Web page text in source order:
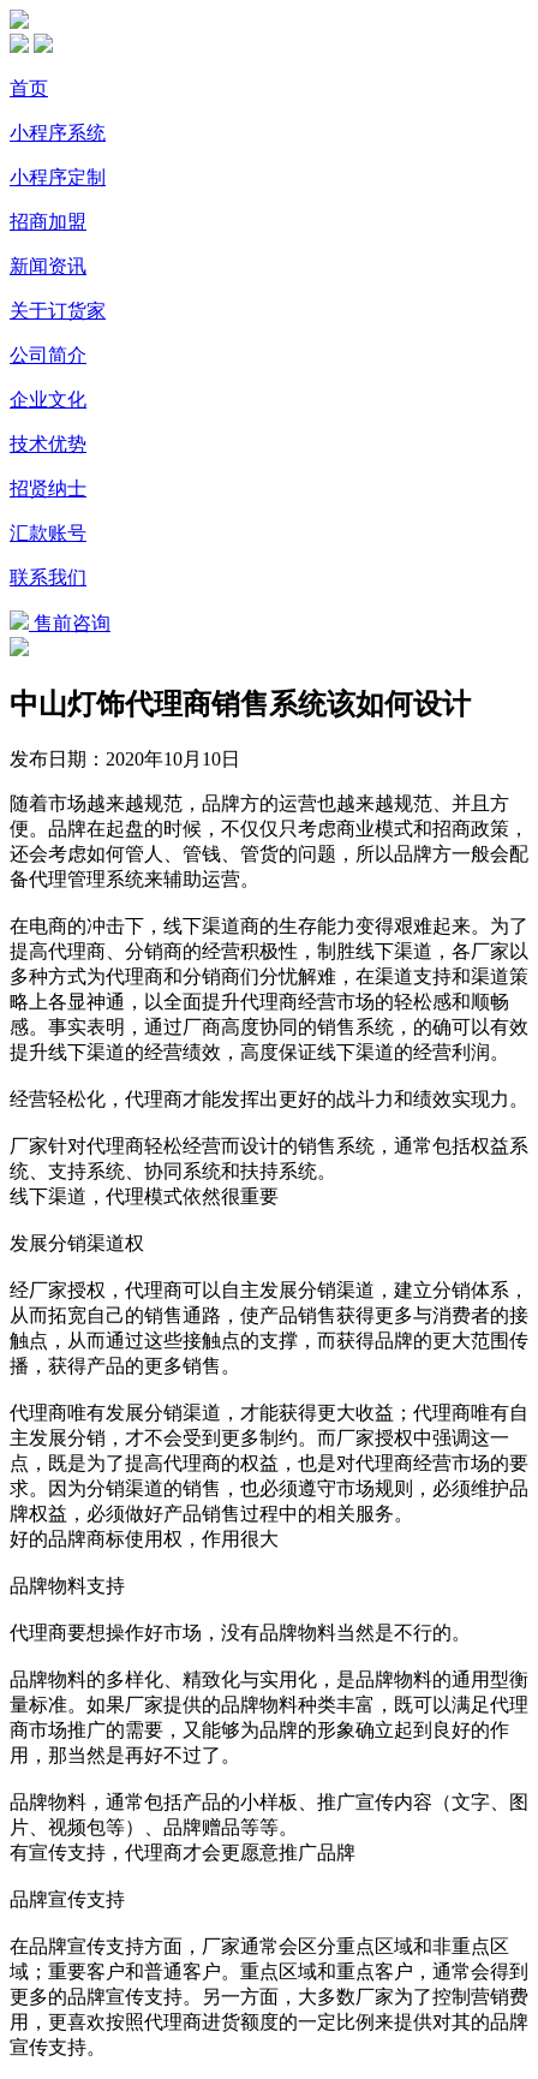
首页
小程序系统
小程序定制
招商加盟
新闻资讯
关于订货家
公司简介
企业文化
技术优势
招贤纳士
汇款账号
联系我们
售前咨询
中山灯饰代理商销售系统该如何设计
发布日期： 2020年10月10日
随着市场越来越规范，品牌方的运营也越来越规范、并且方
便。品牌在起盘的时候，不仅仅只考虑商业模式和招商政策，
还会考虑如何管人、管钱、管货的问题，所以品牌方一般会配
备代理管理系统来辅助运营。
在电商的冲击下，线下渠道商的生存能力变得艰难起来。为了
提高代理商、分销商的经营积极性，制胜线下渠道，各厂家以
多种方式为代理商和分销商们分忧解难，在渠道支持和渠道策
略上各显神通，以全面提升代理商经营市场的轻松感和顺畅
感。事实表明，通过厂商高度协同的销售系统，的确可以有效
提升线下渠道的经营绩效，高度保证线下渠道的经营利润。
经营轻松化，代理商才能发挥出更好的战斗力和绩效实现力。
厂家针对代理商轻松经营而设计的销售系统，通常包括权益系
统、支持系统、协同系统和扶持系统。
线下渠道，代理模式依然很重要
发展分销渠道权
经厂家授权，代理商可以自主发展分销渠道，建立分销体系，
从而拓宽自己的销售通路，使产品销售获得更多与消费者的接
触点，从而通过这些接触点的支撑，而获得品牌的更大范围传
播，获得产品的更多销售。
代理商唯有发展分销渠道，才能获得更大收益；代理商唯有自
主发展分销，才不会受到更多制约。而厂家授权中强调这一
点，既是为了提高代理商的权益，也是对代理商经营市场的要
求。因为分销渠道的销售，也必须遵守市场规则，必须维护品
牌权益，必须做好产品销售过程中的相关服务。
好的品牌商标使用权，作用很大
品牌物料支持
代理商要想操作好市场，没有品牌物料当然是不行的。
品牌物料的多样化、精致化与实用化，是品牌物料的通用型衡
量标准。如果厂家提供的品牌物料种类丰富，既可以满足代理
商市场推广的需要，又能够为品牌的形象确立起到良好的作
用，那当然是再好不过了。
品牌物料，通常包括产品的小样板、推广宣传内容（文字、图
片、视频包等）、品牌赠品等等。
有宣传支持，代理商才会更愿意推广品牌
品牌宣传支持
在品牌宣传支持方面，厂家通常会区分重点区域和非重点区
域；重要客户和普通客户。重点区域和重点客户，通常会得到
更多的品牌宣传支持。另一方面，大多数厂家为了控制营销费
用，更喜欢按照代理商进货额度的一定比例来提供对其的品牌
宣传支持。